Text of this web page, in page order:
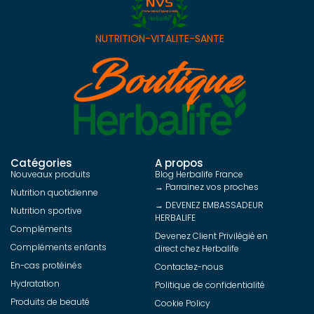
NUTRITION-VITALITE-SANTE
Catégories
Nouveaux produits
Nutrition quotidienne
Nutrition sportive
Compléments
Compléments enfants
En-cas protéinés
Hydratation
Produits de beauté
A propos
Blog Herbalife France
→ Parrainez vos proches
→ DEVENEZ EMBASSADEUR
HERBALIFE
Devenez Client Privilégié en
direct chez Herbalife
Contactez-nous
Politique de confidentialité
Cookie Policy